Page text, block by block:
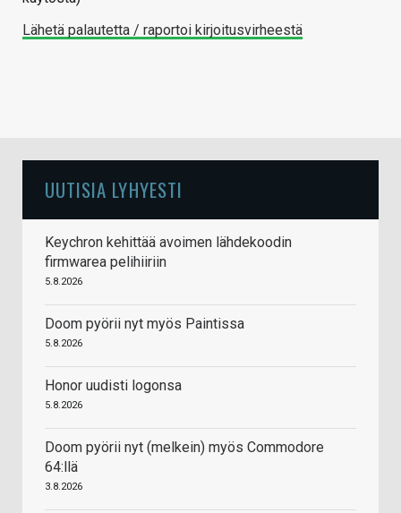
Lähetä palautetta / raportoi kirjoitusvirheestä
UUTISIA LYHYESTI
Keychron kehittää avoimen lähdekoodin
firmwarea pelihiiriin
5.8.2026
Doom pyörii nyt myös Paintissa
5.8.2026
Honor uudisti logonsa
5.8.2026
Doom pyörii nyt (melkein) myös Commodore
64:llä
3.8.2026